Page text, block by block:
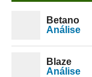
Betano
Análise
Blaze
Análise